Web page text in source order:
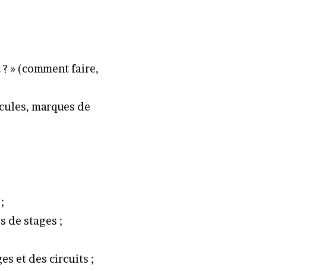
» (comment faire,
marques de
de stages ;
et des circuits ;